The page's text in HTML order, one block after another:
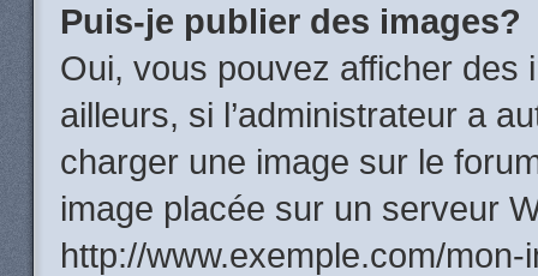
Puis-je publier des images?
Oui, vous pouvez afficher
ailleurs, si l’administrateur a
charger une image sur le
image placée sur un serveur
http://www.exemple.com/